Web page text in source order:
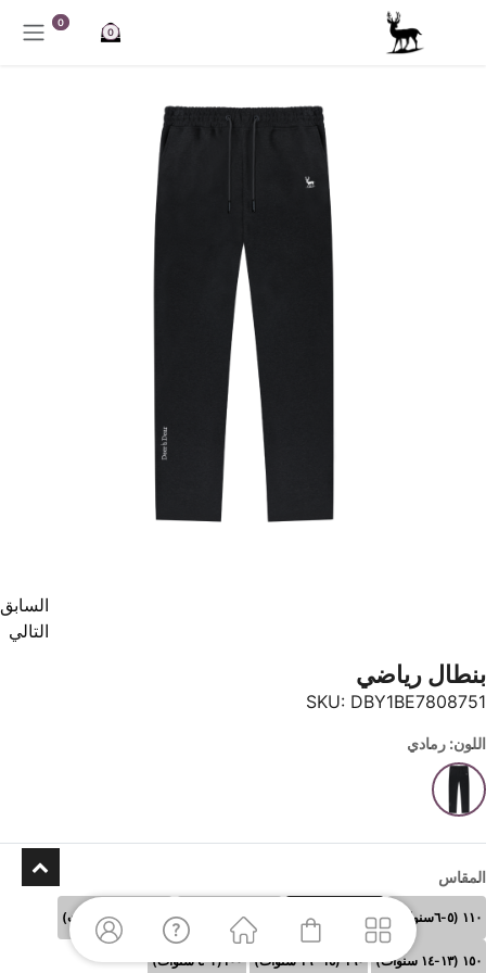
تخطي للذهاب إلى المحتوى
0
0
السابق
التالي
بنطال رياضي
SKU: DBY1BE7808751
اللون: رمادي
المقاس
١١٠ (٥-٦سنوات) ١٢٠ (٧-٨سنوات) ١٤٠ (١١-١٢ سنوات)
١٥٠ (١٣-١٤ سنوات) ١٦٠ (١٥- ١٦ سنوات) ١٠٠(٣-٤ سنوات)